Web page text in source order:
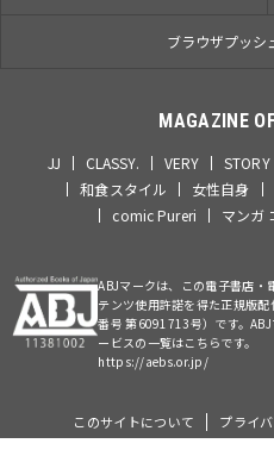
ブラウザプッシ
MAGAZINE
JJ CLASSY. VERY STORY
和食スタイル
女性自身
comic Pureri
マンガ
ABJマークは、この電子書店・
テンツ使用許諾を得た正規版
番号 第6091713号）です。
ービスの一覧はこちらです。
https://aebs.or.jp/
このサイトについて プライ